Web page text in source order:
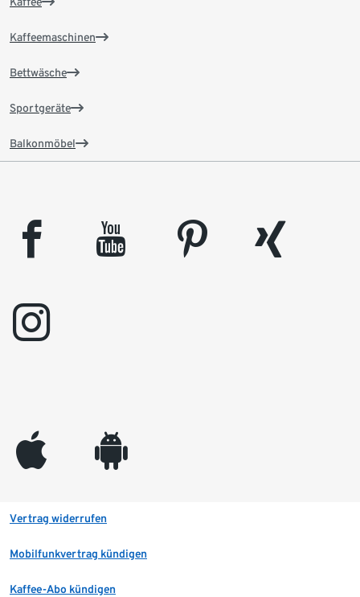
Kaffeemaschinen
Bettwäsche
Sportgeräte
Balkonmöbel
facebook youtube pinterest
xing
instagram
appleinc android
Vertrag widerrufen
Mobilfunkvertrag kündigen
Kaffee-Abo kündigen